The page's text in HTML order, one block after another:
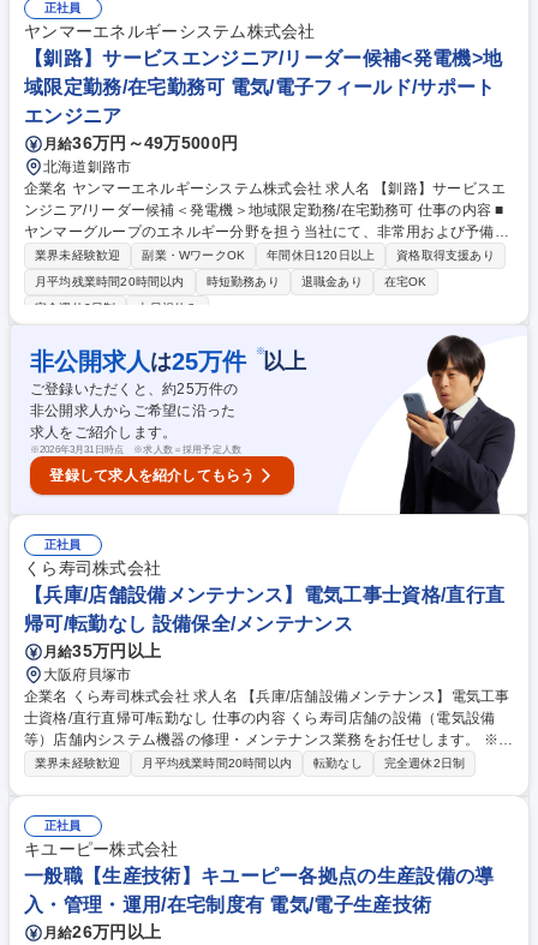
新規製品の船舶への据付/調整、協力先代理店への技術指導や部品支援など
(半分以上が外勤業務)※建物の改変業務無 【場所】屋外や船上(動作確認の
ために一緒に海上へ繰り出すことも) ★外出や出張し、屋外での船上作業
等も多いため、開発志向の方よりも現場志向のある方やお客様から直接感
謝の言葉が聞きたい方などが向いています。 募集職種 【銚子】フィール
ドエンジニア★海を舞台に地域貢献/世界的船舶機器メーカー
正社員
ヤンマーエネルギーシステム株式会社
【釧路】サービスエンジニア/リーダー候補<発電機>地
域限定勤務/在宅勤務可 電気/電子フィールド/サポート
エンジニア
月給36万円～49万5000円
北海道釧路市
企業名 ヤンマーエネルギーシステム株式会社 求人名 【釧路】サービスエ
ンジニア/リーダー候補＜発電機＞地域限定勤務/在宅勤務可 仕事の内容 ■
ヤンマーグループのエネルギー分野を担う当社にて、非常用および予備電
源などに採用されている、学校・ホテル・病院・ビルなどの公共施設で活
躍する『発電機』のメンテナンス・定期点検等をご担当いただきます。 ■
非常用発電機は非常時に稼働することが求められるため、定期的なメンテ
検、消耗部品の交換、修理対応など予防保全の対応をお任せします。※
他、見積書・作業工程表・協力店に対する作業指示書の作成など事務作業
■必要な知識や技術は研修やOJT(まずは先輩とペアで業務)で身に着けてい
ただきます。※資格取得における受験料の負担や報奨金制度もご用意 募集
職種 【釧路】サービスエンジニア/リーダー候補＜発電機＞地域限定勤務/
在宅勤務可
業界未経験歓迎 副業・WワークOK 年間休日120日以上
資格取得支援あり
月平均残業時間20時間以内
時短勤務あり 退職金あり
在宅OK
完全週休2日制
土日祝休み
非公開求人 は25万件 ※以上
ご登録いただくと、約25万件の
非公開求人からご希望に沿った
求人をご紹介します。
※2026年3月31日時点 ※求人数＝採用予定人数
登録して求人を紹介してもらう
正社員
くら寿司株式会社
【兵庫/店舗設備メンテナンス】電気工事士資格/直行直
帰可/転勤なし 設備保全/メンテナンス
月給35万円以上
大阪府貝塚市
企業名 くら寿司株式会社 求人名 【兵庫/店舗設備メンテナンス】電気工事
士資格/直行直帰可/転勤なし 仕事の内容 くら寿司店舗の設備（電気設備
等）店舗内システム機器の修理・メンテナンス業務をお任せします。 ※建
物の改変を伴う業務は含まない ■該当エリアのくら寿司店舗を中心に巡回
与。ほぼ現場直行直帰の業務スタイルです■一人当たりの対応店舗は20店
舗程度で、店舗巡回による、設備・機器のメンテナンス・設備、機器の補
修、業者への依頼・進捗の確認等をお任せいたします。※宿泊を伴う出張
がまれにあります。 募集職種 【兵庫/店舗設備メンテナンス】電気工事士
資格/直行直帰可/転勤なし
業界未経験歓迎 月平均残業時間20時間以内 転勤なし 完全週休2日制
正社員
キユーピー株式会社
一般職【生産技術】キユーピー各拠点の生産設備の導
入・管理・運用/在宅制度有 電気/電子生産技術
月給26万円以上